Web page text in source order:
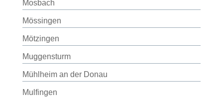
Mosbach
Mössingen
Mötzingen
Muggensturm
Mühlheim an der Donau
Mulfingen